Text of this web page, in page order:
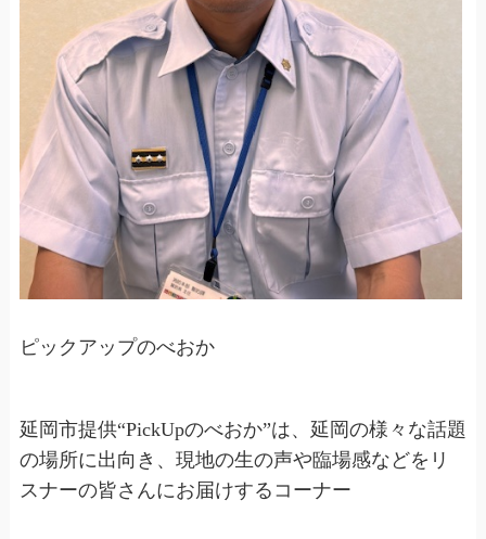
ピックアップのべおか
延岡市提供“PickUpのべおか”は、延岡の様々な話題
の場所に出向き、現地の生の声や臨場感などをリ
スナーの皆さんにお届けするコーナー